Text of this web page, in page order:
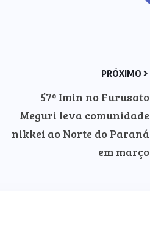
PRÓXIMO
57º Imin no Furusato
Meguri leva comunidade
nikkei ao Norte do Paraná
em março